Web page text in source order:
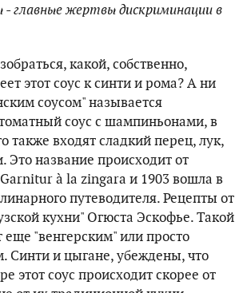
- главные жертвы дискриминации в
какой, собственно,
этот соус к синти и рома? А ни
соусом" называется
соус с шампиньонами, в
также входят сладкий перец, лук,
Это название происходит от
à la zingara и 1903 вошла в
путеводителя. Рецепты от
кухни" Огюста Эскофье. Такой
еще "венгерским" или просто
Cинти и цыгане, убеждены, что
этот соус происходит скорее от